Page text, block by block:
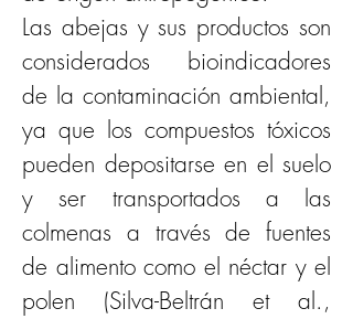
Las abejas y sus productos son
considerados bioindicadores
de la contaminación ambiental,
ya que los compuestos tóxicos
pueden depositarse en el suelo
y ser transportados a las
colmenas a través de fuentes
de alimento como el néctar y el
polen (Silva-Beltrán et al.,